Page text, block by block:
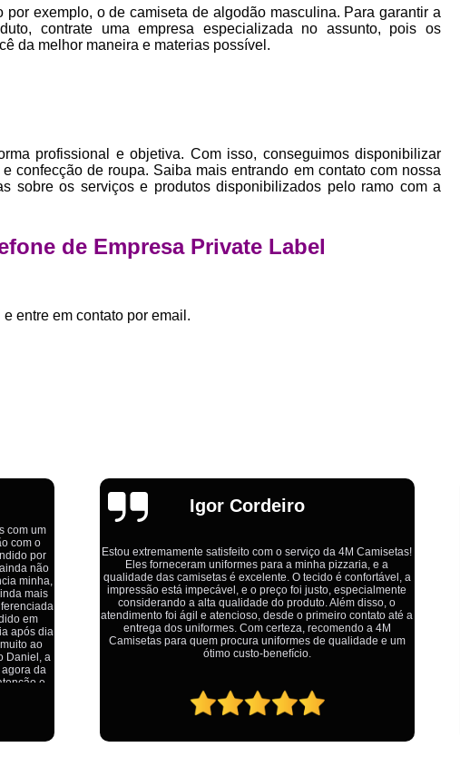
Estamparia Digital para Camisetas de
Estamparia em Camiseta de
Estamparia Digital de
Estamparia Digital em Tecido
Fábrica Camiseta
Roupas de Fábrica Atacado
Private Label Camisetas Streetwear Goiás
Private Label Moda Fitness Mato
Private Label para Roupa Minas Gerais
Private Label Roupas Femininas Recife
Private Label Têxtil Moda Infantil Brasília
Private Label Biquínis
Private Label Camisetas T-
exemplo, o de camiseta de algodão masculina. Para garantir a
contrate uma empresa especializada no assunto, pois os
da melhor maneira e materias possível.
profissional e objetiva. Com isso, conseguimos disponibilizar
confecção de roupa. Saiba mais entrando em contato com nossa
sobre os serviços e produtos disponibilizados pelo ramo com a
de Empresa Private Label
e entre em contato por email.
e a
a
o
até a
a 4M
e um
Emília
Ótimo atendimento,todos muito educados, prestativos e que
colocam o cliente em primeiro lugar. Qualquer lugar tem
problemas,isso é fato, mas aqui na 4M tudo é resolvido com
calma e de forma que todos saem ganhando no final.